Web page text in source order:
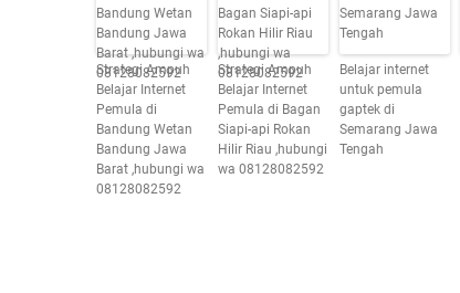
Strategi Ampuh
Belajar Internet
Pemula di
Bandung Wetan
Bandung Jawa
Barat ,hubungi wa
08128082592
Strategi Ampuh
Belajar Internet
Pemula di Bagan
Siapi-api Rokan
Hilir Riau ,hubungi
wa 08128082592
Belajar internet
untuk pemula
gaptek di
Semarang Jawa
Tengah